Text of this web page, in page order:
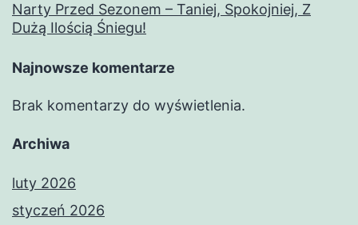
Narty Przed Sezonem – Taniej, Spokojniej, Z
Dużą Ilością Śniegu!
Najnowsze komentarze
Brak komentarzy do wyświetlenia.
Archiwa
luty 2026
styczeń 2026